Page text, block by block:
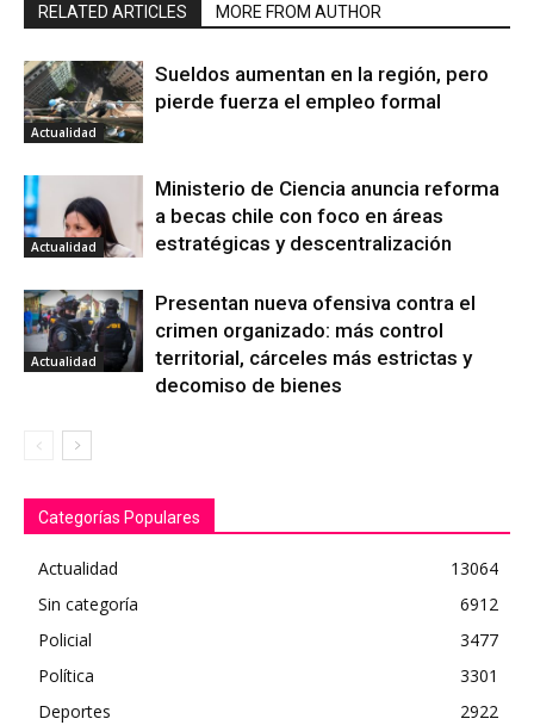
RELATED ARTICLES MORE FROM AUTHOR
Actualidad
Sueldos aumentan en la región, pero
pierde fuerza el empleo formal
Actualidad
Ministerio de Ciencia anuncia reforma
a becas chile con foco en áreas
estratégicas y descentralización
Actualidad
Presentan nueva ofensiva contra el
crimen organizado: más control
territorial, cárceles más estrictas y
decomiso de bienes
Categorías Populares
Actualidad
13064
Sin categoría
6912
Policial
3477
Política
3301
Deportes
2922